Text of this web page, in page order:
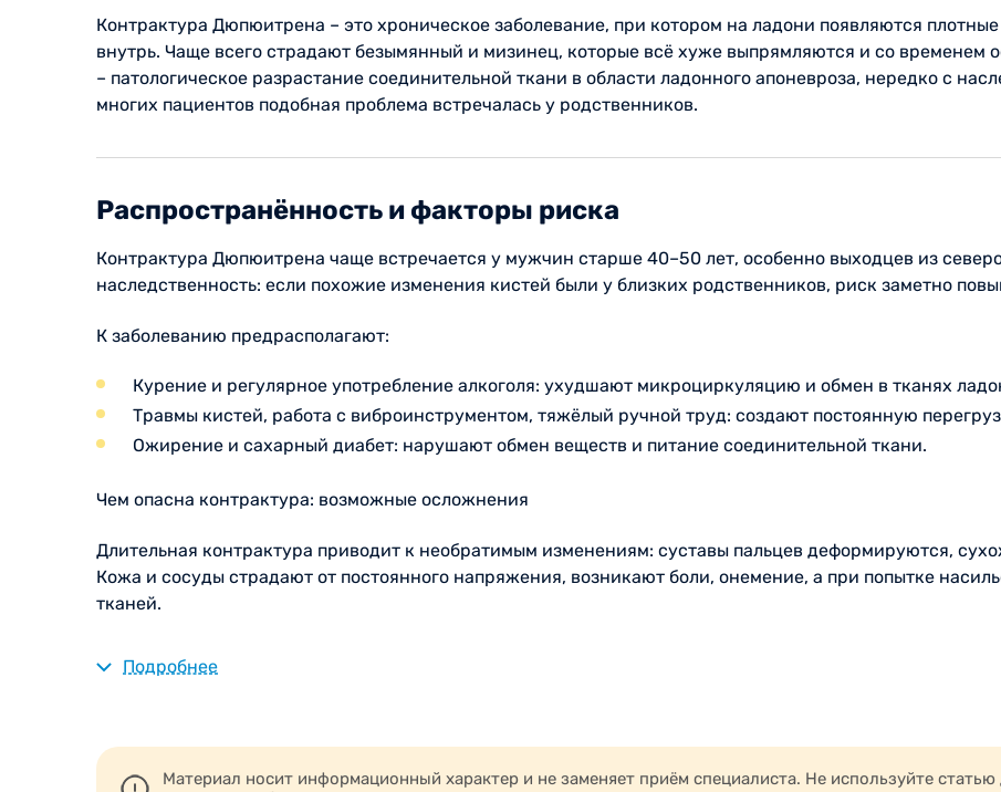
Контрактура Дюпюитрена – это хроническое заболевание, при котором на ладони появляются
внутрь. Чаще всего страдают безымянный и мизинец, которые всё хуже выпрямляются и со временем
– патологическое разрастание соединительной ткани в области ладонного апоневроза, нередко с
многих пациентов подобная проблема встречалась у родственников.
Распространённость и факторы риска
Контрактура Дюпюитрена чаще встречается у мужчин старше 40–50 лет, особенно выходцев из
наследственность: если похожие изменения кистей были у близких родственников, риск заметно
К заболеванию предрасполагают:
Курение и регулярное употребление алкоголя: ухудшают микроциркуляцию и обмен в тканях
Травмы кистей, работа с виброинструментом, тяжёлый ручной труд: создают постоянную
Ожирение и сахарный диабет: нарушают обмен веществ и питание соединительной ткани.
Чем опасна контрактура: возможные осложнения
Длительная контрактура приводит к необратимым изменениям: суставы пальцев деформируются,
Кожа и сосуды страдают от постоянного напряжения, возникают боли, онемение, а при попытке
тканей.
Поэтому важно не ждать, пока пальцы полностью зафиксируются в согнутом положении. Раннее
вторичные проблемы, делая последующую коррекцию проще и эффективнее.
Подробнее
Материал носит информационный характер и не заменяет приём специалиста. Не используйте